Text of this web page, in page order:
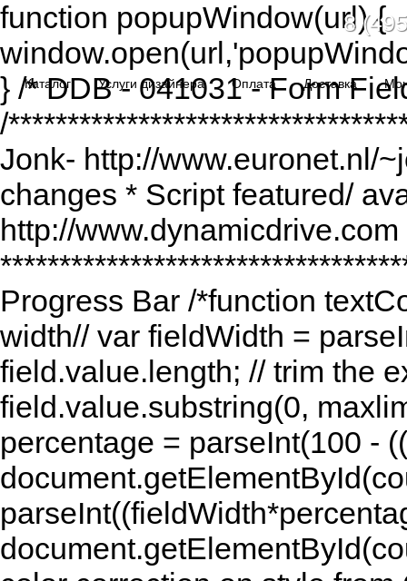
function popupWindow(url) {
} /* DDB - 041031 - Form
/
Jonk- http://www.euronet.nl/
changes * Script featured/
http://
Progress Bar /*function
width// var fieldWidth =
field.value.length; // trim the
field.value.substring(0,
percentage = parseInt(100 -
8
Каталог Услуги дизайнера Оплата Доставка